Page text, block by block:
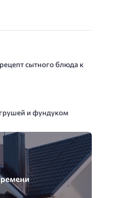
сытного блюда к
и фундуком